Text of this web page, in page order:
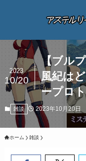
【ブル
風紀は
ープロ
2023
10/20
雑談 2023年10月20日
ホーム 雑談